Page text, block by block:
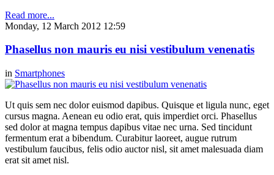
Read more...
Monday, 12 March 2012 12:59
Phasellus non mauris eu nisi vestibulum venenatis
in Smartphones
Ut quis sem nec dolor euismod dapibus. Quisque et ligula nunc, eget
cursus magna. Aenean eu odio erat, quis imperdiet orci. Phasellus
sed dolor at magna tempus dapibus vitae nec urna. Sed tincidunt
fermentum erat a bibendum. Curabitur laoreet, augue rutrum
vestibulum faucibus, felis odio auctor nisl, sit amet malesuada diam
erat sit amet nisl.